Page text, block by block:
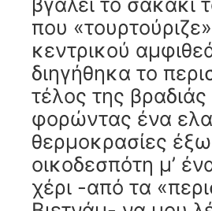
που
κεντρικού
διηγήθηκα το
τέλος της
φορώντας ένα
θερμοκρασίες
οικοδεσπότη μ’
χέρι -από τα